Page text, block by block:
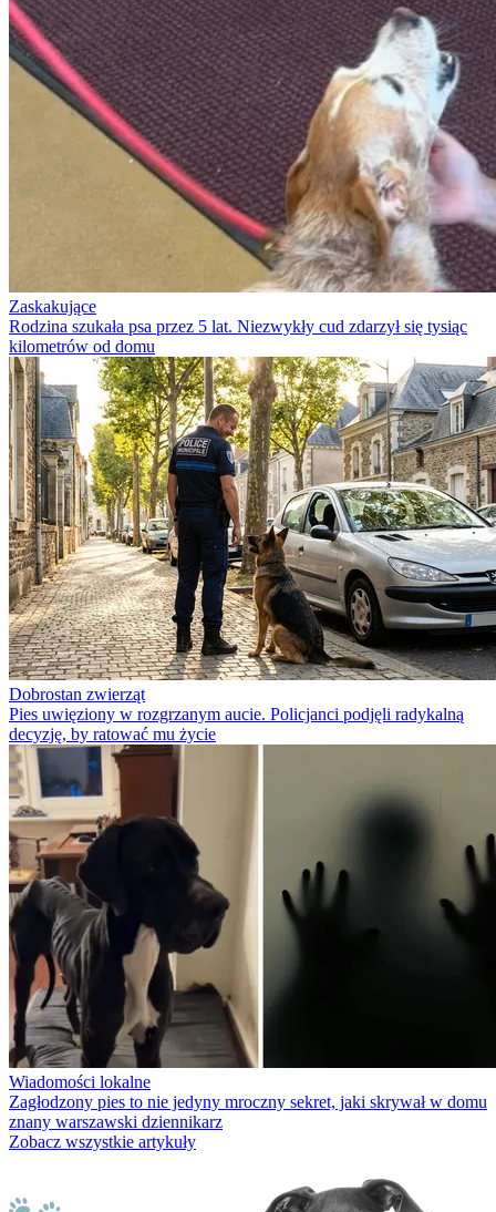
Zaskakujące
Rodzina szukała psa przez 5 lat. Niezwykły cud zdarzył się tysiąc
kilometrów od domu
Dobrostan zwierząt
Pies uwięziony w rozgrzanym aucie. Policjanci podjęli radykalną
decyzję, by ratować mu życie
Wiadomości lokalne
Zagłodzony pies to nie jedyny mroczny sekret, jaki skrywał w domu
znany warszawski dziennikarz
Zobacz wszystkie artykuły